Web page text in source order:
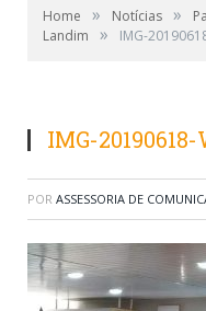
Home » Notícias »
Landim
» IMG-
IMG-
POR ASSESSORIA DE